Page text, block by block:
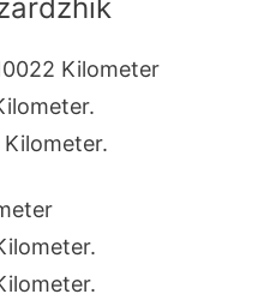
Kilometer